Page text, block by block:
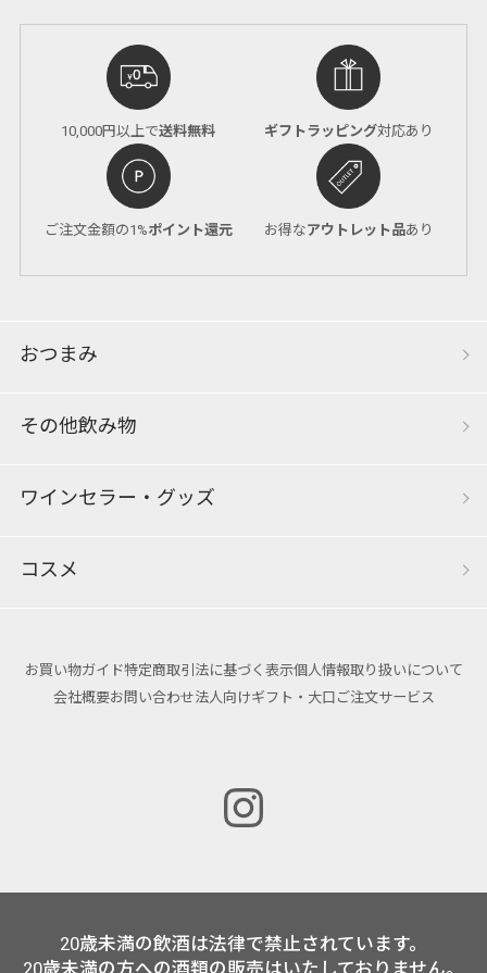
10,000円以上で送料無料 ギフトラッピング対応あり
ご注文金額の1%ポイント還元 お得なアウトレット品あり
おつまみ
その他飲み物
ワインセラー・グッズ
コスメ
お買い物ガイド特定商取引法に基づく表示個人情報取り扱いについて
会社概要お問い合わせ法人向けギフト・大口ご注文サービス
20歳未満の飲酒は法律で禁止されています。